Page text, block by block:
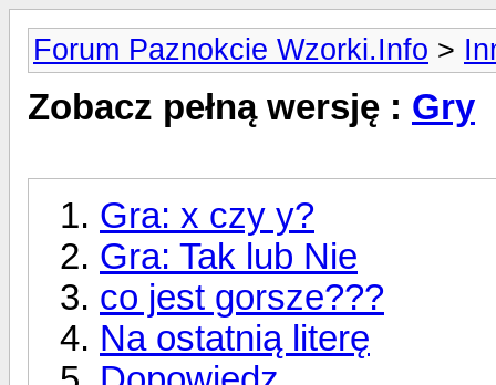
Forum Paznokcie Wzorki.Info >
Zobacz pełną wersję : Gry
Gra: x czy y?
Gra: Tak lub Nie
co jest gorsze???
Na ostatnią literę